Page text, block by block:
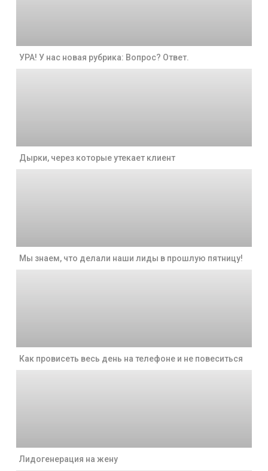
УРА! У нас новая рубрика: Вопрос? Ответ.
Дырки, через которые утекает клиент
Мы знаем, что делали наши лиды в прошлую пятницу!
Как провисеть весь день на телефоне и не повеситься
Лидогенерация на жену